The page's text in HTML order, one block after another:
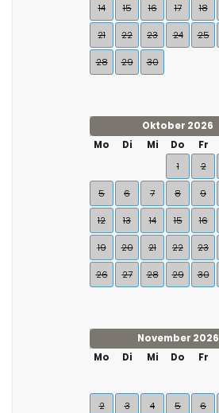
14 15 16 17 18
21 22 23 24 25
28 29 30
Oktober 2026
Mo
Di Mi Do Fr
1
2
5 6 7 8 9
12 13 14 15 16
19 20 21 22 23
26 27 28 29 30
November 2026
Mo
Di Mi Do Fr
2 3 4 5 6